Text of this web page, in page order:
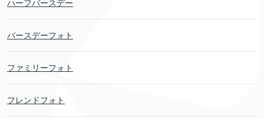
ハーフバースデー
バースデーフォト
ファミリーフォト
フレンドフォト